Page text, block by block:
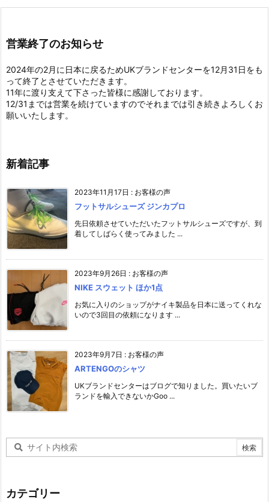
営業終了のお知らせ
2024年の2月に日本に戻るためUKブランドセンターを12月31日をも
って終了とさせていただきます。
11年に渡り支えて下さった皆様に感謝しております。
12/31までは営業を続けていますのでそれまでは引き続きよろしくお
願いいたします。
新着記事
2023年11月17日 : お客様の声
フットサルシューズ ジンカプロ
先日依頼させていただいたフットサルシューズですが、到
着してしばらく使ってみました ...
2023年9月26日 : お客様の声
NIKE スウェット ほか1点
お気に入りのショップがナイキ製品を日本に送ってくれな
いので3回目の依頼になります ...
2023年9月7日 : お客様の声
ARTENGOのシャツ
UKブランドセンターはブログで知りました。買いたいブ
ランドを輸入できないかGoo ...
カテゴリー